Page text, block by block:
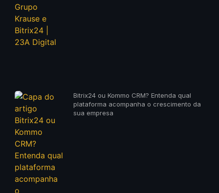
Bitrix24 ou Kommo CRM? Entenda qual
plataforma acompanha o crescimento da
sua empresa